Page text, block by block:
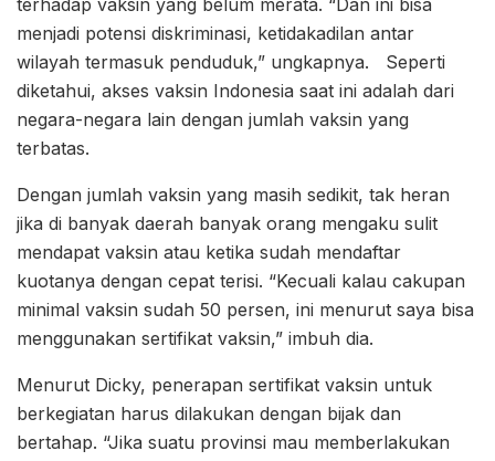
terhadap vaksin yang belum merata. “Dan ini bisa
menjadi potensi diskriminasi, ketidakadilan antar
wilayah termasuk penduduk,” ungkapnya. Seperti
diketahui, akses vaksin Indonesia saat ini adalah dari
negara-negara lain dengan jumlah vaksin yang
terbatas.
Dengan jumlah vaksin yang masih sedikit, tak heran
jika di banyak daerah banyak orang mengaku sulit
mendapat vaksin atau ketika sudah mendaftar
kuotanya dengan cepat terisi. “Kecuali kalau cakupan
minimal vaksin sudah 50 persen, ini menurut saya bisa
menggunakan sertifikat vaksin,” imbuh dia.
Menurut Dicky, penerapan sertifikat vaksin untuk
berkegiatan harus dilakukan dengan bijak dan
bertahap. “Jika suatu provinsi mau memberlakukan